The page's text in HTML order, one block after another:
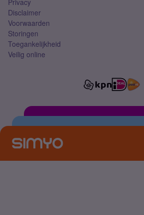
Privacy
Disclaimer
Voorwaarden
Storingen
Toegankelijkheid
Veilig online